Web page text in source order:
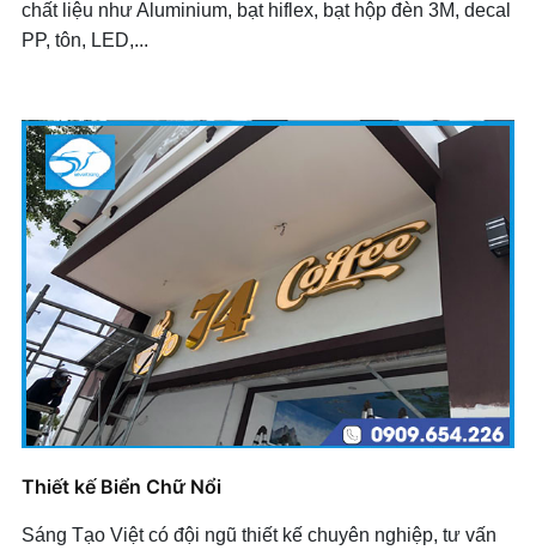
chất liệu như Aluminium, bạt hiflex, bạt hộp đèn 3M, decal
PP, tôn, LED,...
Thiết kế Biển Chữ Nổi
Sáng Tạo Việt có đội ngũ thiết kế chuyên nghiệp, tư vấn